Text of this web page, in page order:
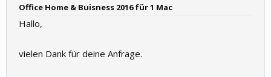
Office Home & Buisness 2016 für 1 Mac
Hallo,
vielen Dank für deine Anfrage.